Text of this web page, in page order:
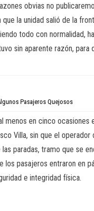
obvias no
la unidad salió de la
todo con normalidad,
sin aparente razón, para
Pasajeros Quejosos
menos en cinco ocasiones
Villa, sin que el operador
paradas, tramo que se
los pasajeros entraron en
e integridad física.